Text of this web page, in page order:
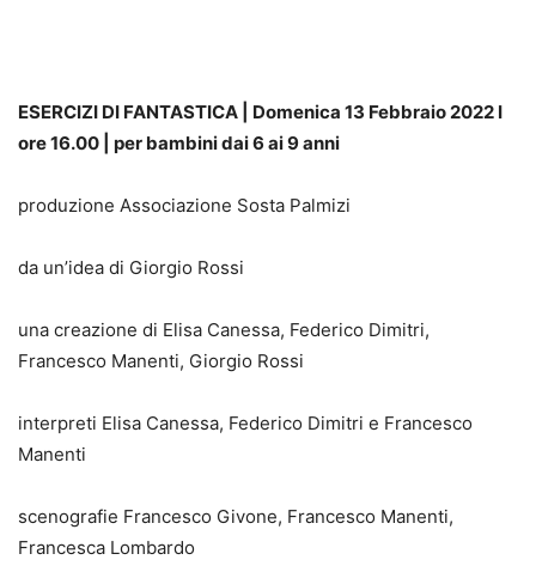
ESERCIZI DI FANTASTICA | Domenica 13 Febbraio 2022 I
ore 16.00 | per bambini dai 6 ai 9 anni
produzione Associazione Sosta Palmizi
da un’idea di Giorgio Rossi
una creazione di Elisa Canessa, Federico Dimitri,
Francesco Manenti, Giorgio Rossi
interpreti Elisa Canessa, Federico Dimitri e Francesco
Manenti
scenografie Francesco Givone, Francesco Manenti,
Francesca Lombardo